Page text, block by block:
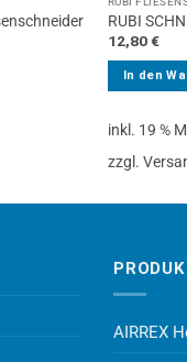
RUBI
12,80€
In den
inkl. 19 %
zzgl.
AIRREX